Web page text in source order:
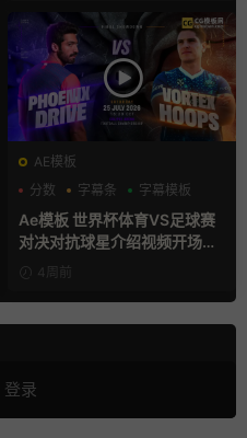
AE模板
分数
字幕条 字幕模板
Ae模板 世界杯体育VS足球赛
对决对抗球星介绍视频开场片
4周前
登录